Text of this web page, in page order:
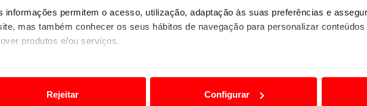
informações permitem o acesso, utilização, adaptação às suas preferências e
mas também conhecer os seus hábitos de navegação para personalizar
produtos e/ou serviços.
Rejeitar Configurar